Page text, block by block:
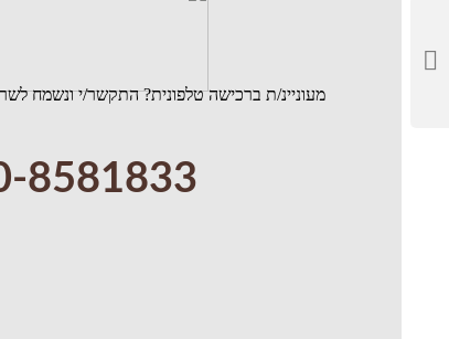
מעוניינ/ת ברכישה טלפונית? התקשר/י ונשמח
8581833